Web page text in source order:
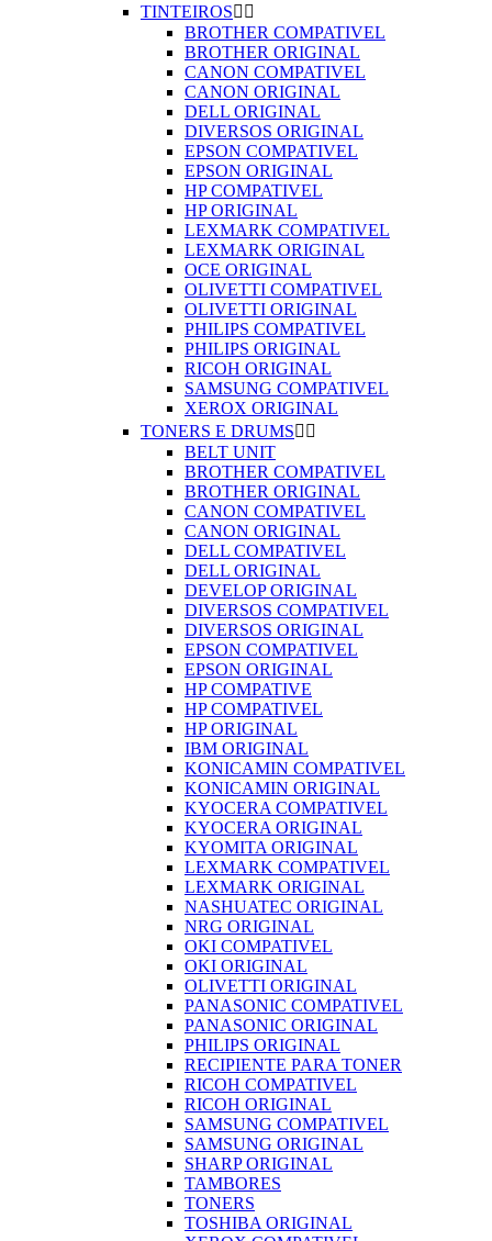
TINTEIROS 
BROTHER COMPATIVEL
BROTHER ORIGINAL
CANON COMPATIVEL
CANON ORIGINAL
DELL ORIGINAL
DIVERSOS ORIGINAL
EPSON COMPATIVEL
EPSON ORIGINAL
HP COMPATIVEL
HP ORIGINAL
LEXMARK COMPATIVEL
LEXMARK ORIGINAL
OCE ORIGINAL
OLIVETTI COMPATIVEL
OLIVETTI ORIGINAL
PHILIPS COMPATIVEL
PHILIPS ORIGINAL
RICOH ORIGINAL
SAMSUNG COMPATIVEL
XEROX ORIGINAL
TONERS E DRUMS 
BELT UNIT
BROTHER COMPATIVEL
BROTHER ORIGINAL
CANON COMPATIVEL
CANON ORIGINAL
DELL COMPATIVEL
DELL ORIGINAL
DEVELOP ORIGINAL
DIVERSOS COMPATIVEL
DIVERSOS ORIGINAL
EPSON COMPATIVEL
EPSON ORIGINAL
HP COMPATIVE
HP COMPATIVEL
HP ORIGINAL
IBM ORIGINAL
KONICAMIN COMPATIVEL
KONICAMIN ORIGINAL
KYOCERA COMPATIVEL
KYOCERA ORIGINAL
KYOMITA ORIGINAL
LEXMARK COMPATIVEL
LEXMARK ORIGINAL
NASHUATEC ORIGINAL
NRG ORIGINAL
OKI COMPATIVEL
OKI ORIGINAL
OLIVETTI ORIGINAL
PANASONIC COMPATIVEL
PANASONIC ORIGINAL
PHILIPS ORIGINAL
RECIPIENTE PARA TONER
RICOH COMPATIVEL
RICOH ORIGINAL
SAMSUNG COMPATIVEL
SAMSUNG ORIGINAL
SHARP ORIGINAL
TAMBORES
TONERS
TOSHIBA ORIGINAL